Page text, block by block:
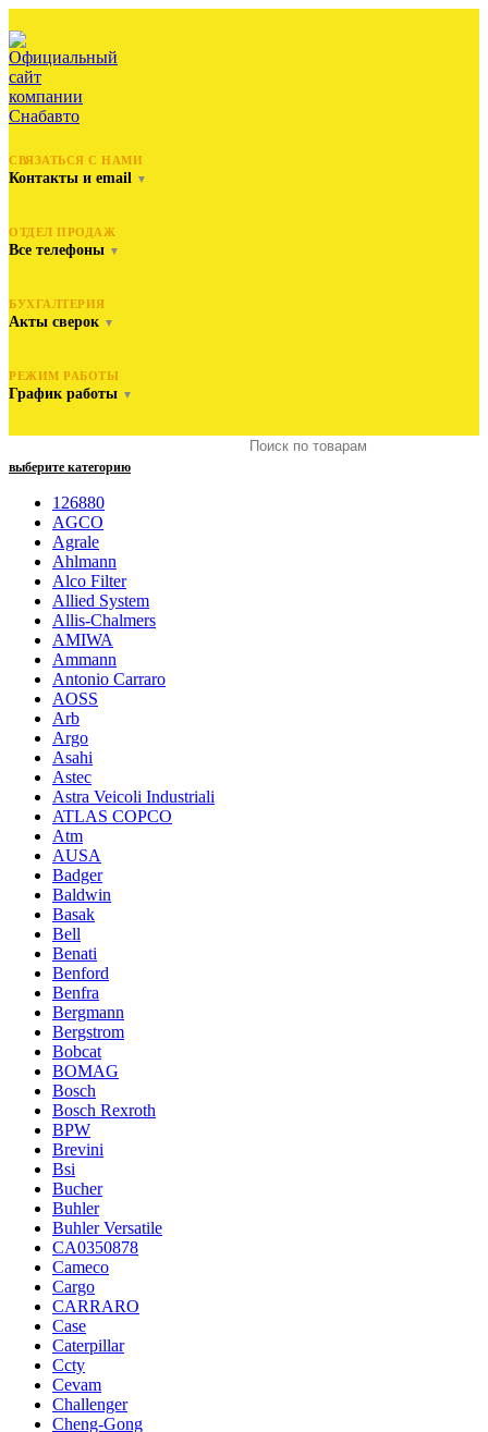
СВЯЗАТЬСЯ С НАМИ
Контакты и email ▼
ОТДЕЛ ПРОДАЖ
Все телефоны ▼
БУХГАЛТЕРИЯ
Акты сверок ▼
РЕЖИМ РАБОТЫ
График работы ▼
выберите категорию
126880
AGCO
Agrale
Ahlmann
Alco Filter
Allied System
Allis-Chalmers
AMIWA
Ammann
Antonio Carraro
AOSS
Arb
Argo
Asahi
Astec
Astra Veicoli Industriali
ATLAS COPCO
Atm
AUSA
Badger
Baldwin
Basak
Bell
Benati
Benford
Benfra
Bergmann
Bergstrom
Bobcat
BOMAG
Bosch
Bosch Rexroth
BPW
Brevini
Bsi
Bucher
Buhler
Buhler Versatile
CA0350878
Cameco
Cargo
CARRARO
Case
Caterpillar
Ccty
Cevam
Challenger
Cheng-Gong